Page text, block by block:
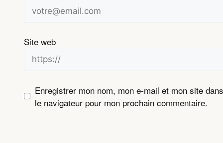
Site web
Enregistrer mon nom, mon e-mail et mon site dans
le navigateur pour mon prochain commentaire.